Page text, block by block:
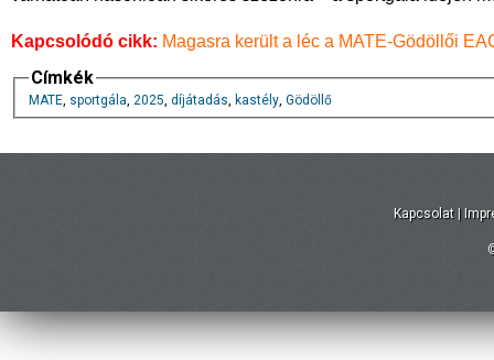
Kapcsolódó cikk: Magasra került a léc a MATE-Gödöllői
Címkék
MATE, sportgála, 2025, díjátadás, kastély, Gödöllő
Kapcsolat |